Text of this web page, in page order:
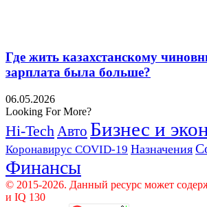
Где жить казахстанскому
зарплата была больше?
06.05.2026
Looking For More?
Hi-Tech Авто Бизнес и
Коронавирус COVID-19 Назначения
Финансы
© 2015-2026. Данный ресурс может
и IQ 130